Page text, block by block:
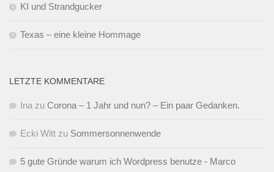
KI und Strandgucker
Texas – eine kleine Hommage
LETZTE KOMMENTARE
Ina zu Corona – 1 Jahr und nun? – Ein paar Gedanken.
Ecki Witt zu Sommersonnenwende
5 gute Gründe warum ich Wordpress benutze - Marco